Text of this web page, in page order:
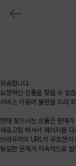
죄송합니다.
요청하신 상품을 찾을 수 없
서비스 이용에 불편을 드려
현재 찾으시는 상품은 판매
새로고침 하셔서 페이지를 다
브라우저의 URL이 유효한
동일한 문제가 지속적으로 발